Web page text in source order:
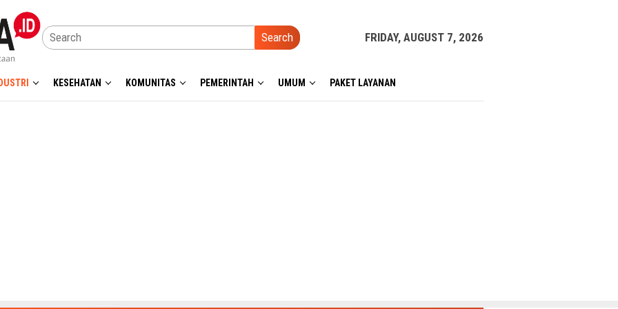
Search FRIDAY, AUGUST 7, 2026
KESEHATAN KOMUNITAS PEMERINTAH UMUM PAKET LAYANAN